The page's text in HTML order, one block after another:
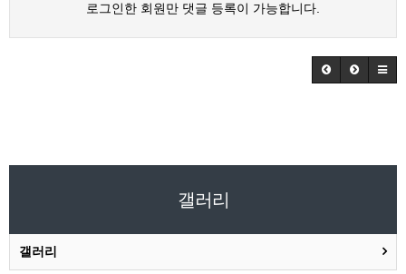
로그인한 회원만 댓글 등록이 가능합니다.
갤러리
갤러리